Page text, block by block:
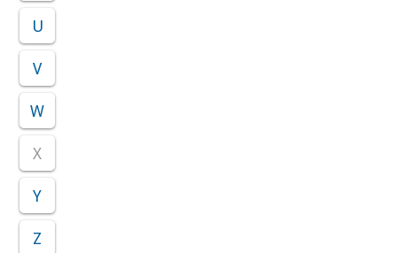
U
V
W
X
Y
Z